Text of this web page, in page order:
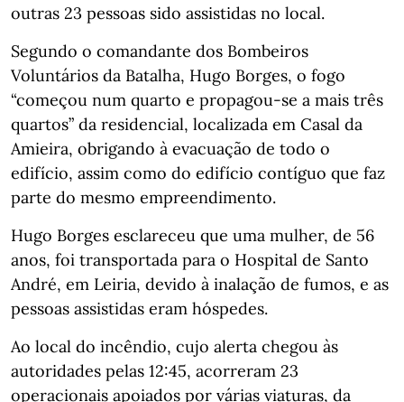
outras 23 pessoas sido assistidas no local.
Segundo o comandante dos Bombeiros
Voluntários da Batalha, Hugo Borges, o fogo
“começou num quarto e propagou-se a mais três
quartos” da residencial, localizada em Casal da
Amieira, obrigando à evacuação de todo o
edifício, assim como do edifício contíguo que faz
parte do mesmo empreendimento.
Hugo Borges esclareceu que uma mulher, de 56
anos, foi transportada para o Hospital de Santo
André, em Leiria, devido à inalação de fumos, e as
pessoas assistidas eram hóspedes.
Ao local do incêndio, cujo alerta chegou às
autoridades pelas 12:45, acorreram 23
operacionais apoiados por várias viaturas, da